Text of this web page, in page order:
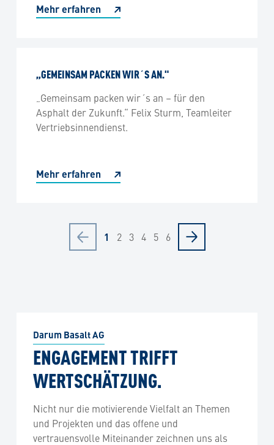
Mehr erfahren
„GEMEINSAM PACKEN WIR´S AN."
„Gemeinsam packen wir´s an – für den
Asphalt der Zukunft.“ Felix Sturm, Teamleiter
Vertriebsinnendienst.
Mehr erfahren
1 2 3 4 5 6
Darum Basalt AG
ENGAGEMENT TRIFFT
WERTSCHÄTZUNG.
Nicht nur die motivierende Vielfalt an Themen
und Projekten und das offene und
vertrauensvolle Miteinander zeichnen uns als